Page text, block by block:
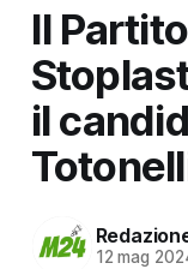
Il
il
12 mag